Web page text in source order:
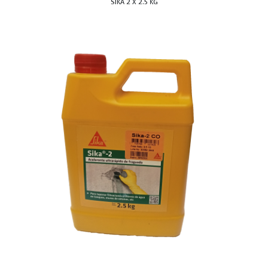
JUEGO DE 2 ESLINGAS CON RATCHET 675 KG
SIKA 2 X 2.5 KG